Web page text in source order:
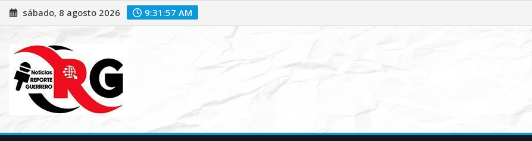
Saltar
al
sábado, 8 agosto 2026 9:31:58 AM